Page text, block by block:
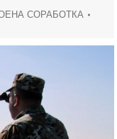
СОРАБОТКА